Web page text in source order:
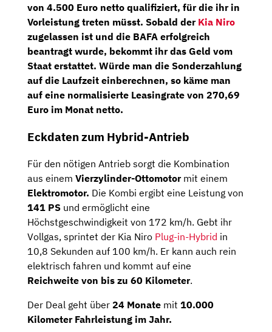
von 4.500 Euro netto qualifiziert, für die ihr in
Vorleistung treten müsst. Sobald der Kia Niro
zugelassen ist und die BAFA erfolgreich
beantragt wurde, bekommt ihr das Geld vom
Staat erstattet. Würde man die Sonderzahlung
auf die Laufzeit einberechnen, so käme man
auf eine normalisierte Leasingrate von 270,69
Euro im Monat netto.
Eckdaten zum Hybrid-Antrieb
Für den nötigen Antrieb sorgt die Kombination
aus einem Vierzylinder-Ottomotormit einem
Elektromotor. Die Kombi ergibt eine Leistung von
141 PS und ermöglicht eine
Höchstgeschwindigkeit von 172 km/h. Gebt ihr
Vollgas, sprintet der Kia Niro Plug-in-Hybrid in
10,8 Sekunden auf 100 km/h. Er kann auch rein
elektrisch fahren und kommt auf eine
Reichweite von bis zu 60 Kilometer.
Der Deal geht über 24 Monate mit 10.000
Kilometer Fahrleistung im Jahr.